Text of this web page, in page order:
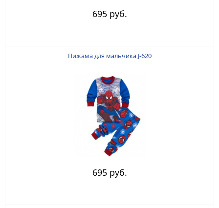
695 руб.
Пижама для мальчика J-620
695 руб.